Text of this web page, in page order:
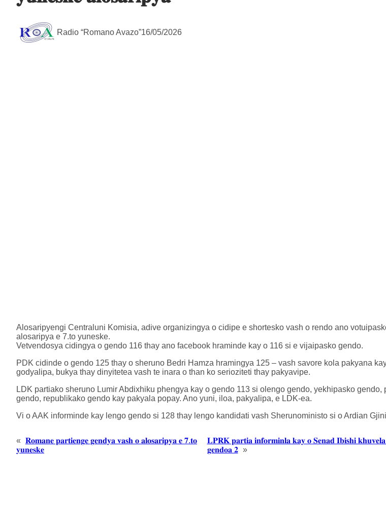
Radio “Romano Avazo”16/05/2026
Alosaripyengi Centraluni Komisia, adive organizingya o cidipe e shortesko vash o rendo ano
alosaripya e 7.to yuneske.
Vetvendosya cidingya o gendo 116 thay ano facebook hraminde kay o 116 si e vijaipasko gendo.
PDK cidinde o gendo 125 thay o sheruno Bedri Hamza hramingya 125 – vash savore kola pakyana
godyalipa, bukya thay dinyitetea vash te inara o than ko serioziteti thay pakyavipe.
LDK partiako sheruno Lumir Abdixhiku phengya kay o gendo 113 si olengo gendo, yekhipasko gendo,
gendo, republikako gendo kay pakyala popay. Ano yuni, iloa, pakyalipa, e LDK-ea.
Vi o AAK informinde kay lengo gendo si 128 thay lengo kandidati vash Sherunoministo si o Ardian
« 𝐑𝐨𝐦𝐚𝐧𝐞 𝐩𝐚𝐫𝐭𝐢𝐞𝐧𝐠𝐞 𝐠𝐞𝐧𝐝𝐲𝐚 𝐯𝐚𝐬𝐡 𝐨 𝐚𝐥𝐨𝐬𝐚𝐫𝐢𝐩𝐲𝐚 𝐞 𝟕.𝐭𝐨
𝐲𝐮𝐧𝐞𝐬𝐤𝐞
𝐋𝐏𝐑𝐊 𝐩𝐚𝐫𝐭𝐢𝐚 𝐢𝐧𝐟𝐨𝐫𝐦𝐢𝐧𝐥𝐚 𝐤𝐚𝐲 𝐨 𝐒𝐞𝐧𝐚𝐝 𝐈𝐛𝐢𝐬𝐡𝐢 𝐤𝐡𝐮𝐯𝐞𝐥𝐚
𝐠𝐞𝐧𝐝𝐨𝐚 𝟐 »